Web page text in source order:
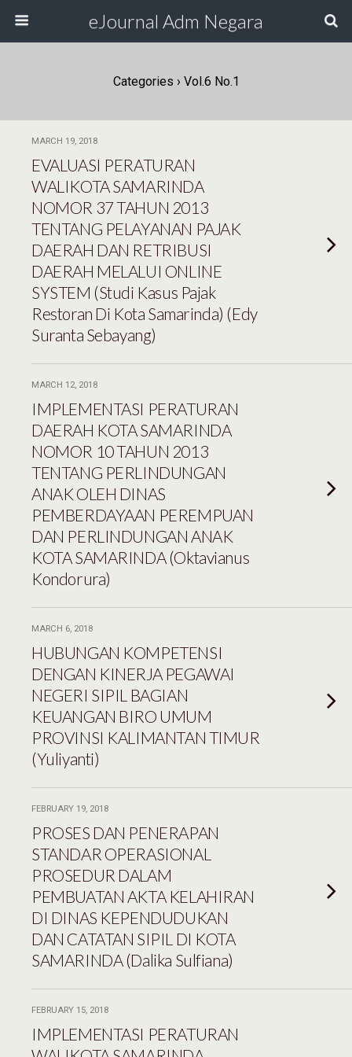
eJournal Adm Negara
Categories › Vol.6 No.1
MARCH 19, 2018
EVALUASI PERATURAN
WALIKOTA SAMARINDA
NOMOR 37 TAHUN 2013
TENTANG PELAYANAN PAJAK
DAERAH DAN RETRIBUSI
DAERAH MELALUI ONLINE
SYSTEM (Studi Kasus Pajak
Restoran Di Kota Samarinda) (Edy
Suranta Sebayang)
MARCH 12, 2018
IMPLEMENTASI PERATURAN
DAERAH KOTA SAMARINDA
NOMOR 10 TAHUN 2013
TENTANG PERLINDUNGAN
ANAK OLEH DINAS
PEMBERDAYAAN PEREMPUAN
DAN PERLINDUNGAN ANAK
KOTA SAMARINDA (Oktavianus
Kondorura)
MARCH 6, 2018
HUBUNGAN KOMPETENSI
DENGAN KINERJA PEGAWAI
NEGERI SIPIL BAGIAN
KEUANGAN BIRO UMUM
PROVINSI KALIMANTAN TIMUR
(Yuliyanti)
FEBRUARY 19, 2018
PROSES DAN PENERAPAN
STANDAR OPERASIONAL
PROSEDUR DALAM
PEMBUATAN AKTA KELAHIRAN
DI DINAS KEPENDUDUKAN
DAN CATATAN SIPIL DI KOTA
SAMARINDA (Dalika Sulfiana)
FEBRUARY 15, 2018
IMPLEMENTASI PERATURAN